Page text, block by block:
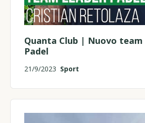
Quanta Club | Nuovo team
Padel
21/9/2023 Sport